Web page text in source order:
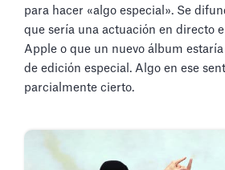
para hacer «algo especial». Se
que sería una actuación en directo
Apple o que un nuevo álbum
de edición especial. Algo en ese
parcialmente cierto.